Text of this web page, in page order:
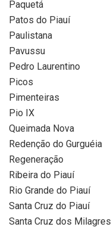
Paquetá
Patos do Piauí
Paulistana
Pavussu
Pedro Laurentino
Picos
Pimenteiras
Pio IX
Queimada Nova
Redenção do Gurguéia
Regeneração
Ribeira do Piauí
Rio Grande do Piauí
Santa Cruz do Piauí
Santa Cruz dos Milagres